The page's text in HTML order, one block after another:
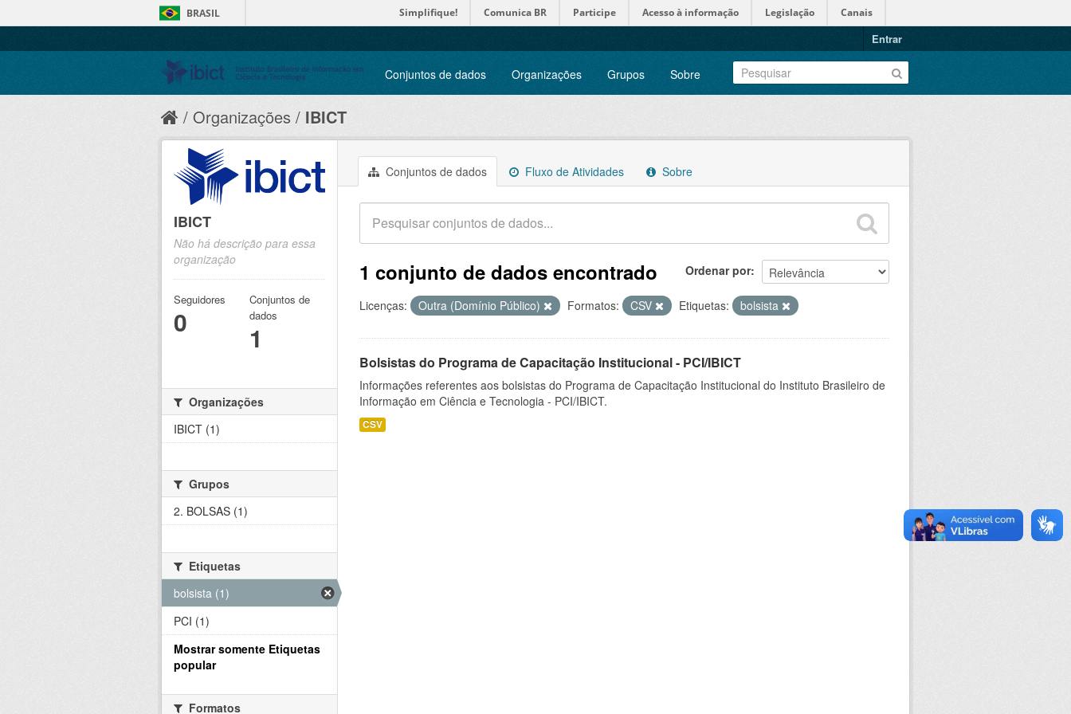
BRASIL Simplifique! Comunica BR Participe Acesso à informação Legislação Canais
Entrar
Conjuntos de dados Organizações Grupos Sobre
Organizações IBICT
Conjuntos de dados Fluxo de Atividades Sobre
Ordenar por
1 conjunto de dados encontrado
Licenças: Outra (Domínio Público) Formatos: CSV Etiquetas: bolsista
Bolsistas do Programa de Capacitação Institucional - PCI/IBICT
Informações referentes aos bolsistas do Programa de Capacitação Institucional do Instituto Brasileiro de
Informação em Ciência e Tecnologia - PCI/IBICT.
CSV
IBICT
Não há descrição para essa
organização
Seguidores
0
Conjuntos de
dados
1
Organizações
IBICT (1)
Grupos
2. BOLSAS (1)
Etiquetas
bolsista (1)
PCI (1)
Mostrar somente Etiquetas
popular
Formatos